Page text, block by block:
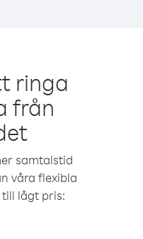
ringa
från
samtalstid
våra flexibla
lågt pris: